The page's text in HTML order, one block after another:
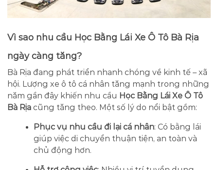
Vì sao nhu cầu Học Bằng Lái Xe Ô Tô Bà Rịa
ngày càng tăng?
Bà Rịa đang phát triển nhanh chóng về kinh tế – xã
hội. Lượng xe ô tô cá nhân tăng mạnh trong những
năm gần đây khiến nhu cầu Học Bằng Lái Xe Ô Tô
Bà Rịa cũng tăng theo. Một số lý do nổi bật gồm:
Phục vụ nhu cầu đi lại cá nhân: Có bằng lái
giúp việc di chuyển thuận tiện, an toàn và
chủ động hơn.